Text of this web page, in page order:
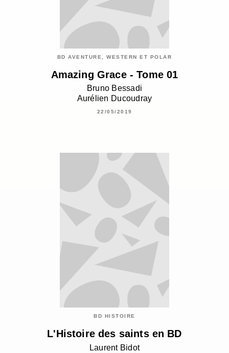
BD AVENTURE, WESTERN ET POLAR
Amazing Grace - Tome 01
Bruno Bessadi
Aurélien Ducoudray
22/05/2019
BD HISTOIRE
L'Histoire des saints en BD
Laurent Bidot